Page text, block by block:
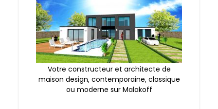
Votre constructeur et architecte de
maison design, contemporaine, classique
ou moderne sur Malakoff